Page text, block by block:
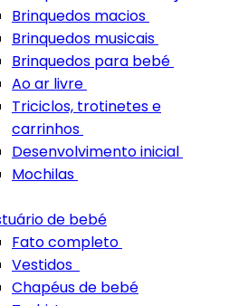
Brinquedos macios
Brinquedos musicais
Brinquedos para bebé
Ao ar livre
Triciclos, trotinetes e
carrinhos
Desenvolvimento inicial
Mochilas
de bebé
Fato completo
Vestidos
Chapéus de bebé